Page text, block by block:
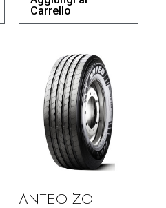
Carrello
ANTEO ZO